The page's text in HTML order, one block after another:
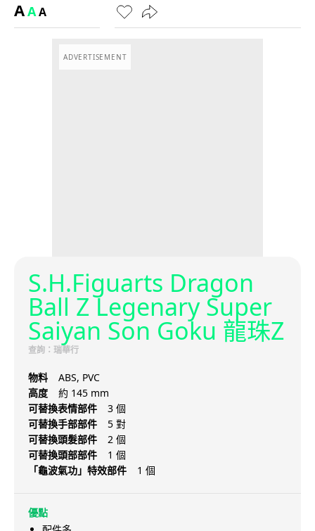
AAA
ADVERTISEMENT
S.H.Figuarts Dragon
Ball Z Legenary Super
Saiyan Son Goku 龍珠Z
查詢：瑞華行
物料
ABS, PVC
高度
約 145 mm
可替換表情部件
3 個
可替換手部部件
5 對
可替換頭髮部件
2 個
可替換頭部部件
1 個
「龜波氣功」特效部件
1 個
優點